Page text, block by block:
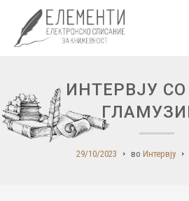
ИНТЕРВЈУ
29/10/2023 во Интервју